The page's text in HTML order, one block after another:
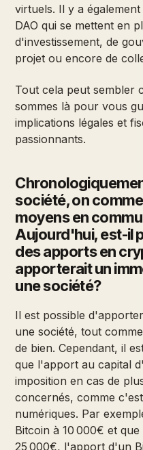
virtuels. Il y a
DAO qui se mettent en
d'investissement, de
projet ou encore de
Tout cela peut sembler
sommes là pour vous
implications légales et
passionnants.
société, on
moyens en
Aujourd'hui, est-il
des apports en
apporterait un
une société?
Il est possible
une société, tout
de bien. Cependant, il
que l'apport au capital
imposition en cas de
concernés, comme
numériques. Par
Bitcoin à 10 000€ et
25 000€, l'apport d'un